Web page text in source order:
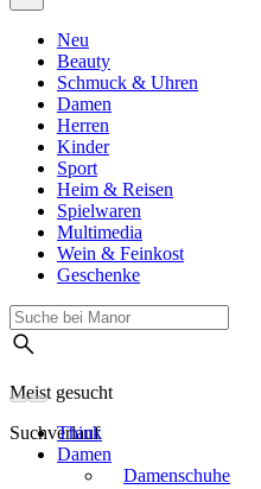
Neu
Beauty
Schmuck & Uhren
Damen
Herren
Kinder
Sport
Heim & Reisen
Spielwaren
Multimedia
Wein & Feinkost
Geschenke
Meist gesucht
Suchverlauf
Think
Damen
Damenschuhe